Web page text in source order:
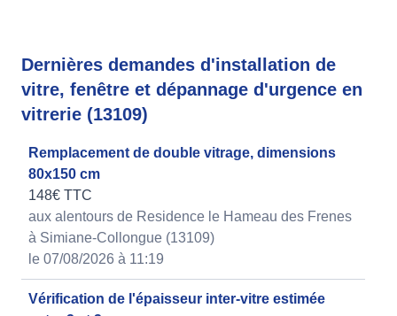
Dernières demandes d'installation de
vitre, fenêtre et dépannage d'urgence en
vitrerie (13109)
Remplacement de double vitrage, dimensions
80x150 cm
148€ TTC
aux alentours de Residence le Hameau des Frenes
à Simiane-Collongue (13109)
le 07/08/2026 à 11:19
Vérification de l'épaisseur inter-vitre estimée